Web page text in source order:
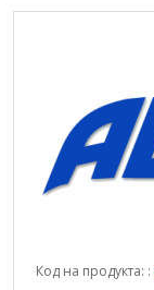
Код на продукта: :